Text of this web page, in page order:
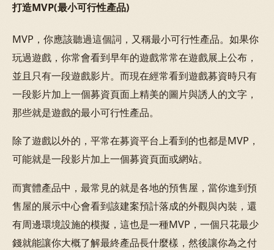
打造MVP(最小可行性產品)
MVP，你應該聽過這個詞，又稱最小可行性產品。如果你
玩過遊戲，你常會看到早年的遊戲常常在遊戲展上公布，
並且只有一段遊戲影片。而現在經常看到遊戲募資時只有
一段影片加上一個募資頁面上精美的圖片與誘人的文字，
那些就是遊戲的最小可行性產品。
除了遊戲以外的，平常在募資平台上看到的也都是MVP，
可能就是一段影片加上一個募資頁面或網站。
而實體產品中，最常見的就是各地的預售屋，當你進到預
售屋的展示中心會看到該建案預計落成的外觀與內裝，還
有周邊環境設施的模擬，這也是一種MVP，一個只花最少
錢就能讓你大概了解最終產品長什麼樣，然後讓你為之付